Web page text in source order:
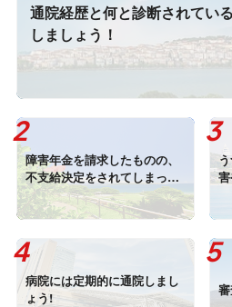
通院経歴と何と診断されてい
しましょう！
障害年金を請求したものの、
不支給決定をされてしまった
ら・・・
病院には定期的に通院しまし
ょう!